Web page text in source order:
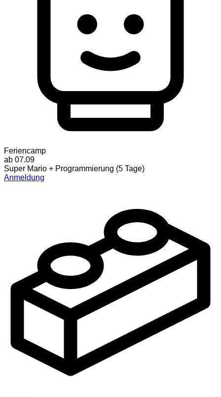
Feriencamp
ab 07.09
Super Mario + Programmierung (5 Tage)
Anmeldung